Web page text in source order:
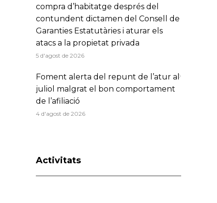
compra d’habitatge després del
contundent dictamen del Consell de
Garanties Estatutàries i aturar els
atacs a la propietat privada
5 d'agost de 2026
Foment alerta del repunt de l’atur al
juliol malgrat el bon comportament
de l’afiliació
4 d'agost de 2026
Activitats